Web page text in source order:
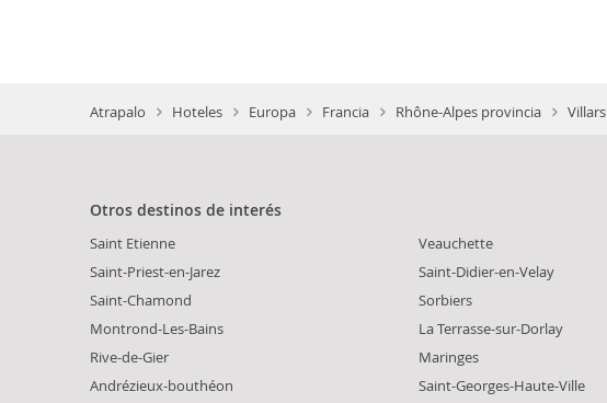
Atrapalo Hoteles Europa Francia Rhône-Alpes provincia Villars
Otros destinos de interés
Saint Etienne
Saint-Priest-en-Jarez
Saint-Chamond
Montrond-Les-Bains
Rive-de-Gier
Andrézieux-bouthéon
Veauchette
Saint-Didier-en-Velay
Sorbiers
La Terrasse-sur-Dorlay
Maringes
Saint-Georges-Haute-Ville